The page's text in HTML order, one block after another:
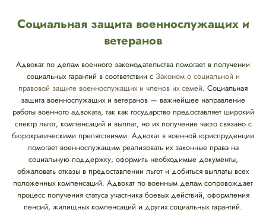
Социальная защита военнослужащих и
ветеранов
Адвокат по делам военного законодательства помогает в получении
социальных гарантий в соответствии с Законом о социальной и
правовой защите военнослужащих и членов их семей. Социальная
защита военнослужащих и ветеранов — важнейшее направление
работы военного адвоката, так как государство предоставляет широкий
спектр льгот, компенсаций и выплат, но их получение часто связано с
бюрократическими препятствиями. Адвокат в военной юриспруденции
помогает военнослужащим реализовать их законные права на
социальную поддержку, оформить необходимые документы,
обжаловать отказы в предоставлении льгот и добиться выплаты всех
положенных компенсаций. Адвокат по военным делам сопровождает
процесс получения статуса участника боевых действий, оформления
пенсий, жилищных компенсаций и других социальных гарантий.